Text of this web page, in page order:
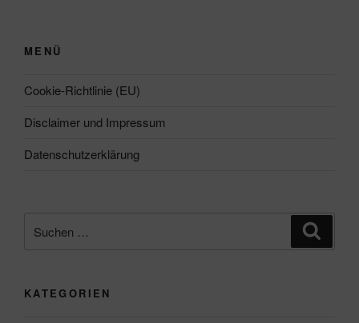
MENÜ
Cookie-Richtlinie (EU)
Disclaimer und Impressum
Datenschutzerklärung
nach:
KATEGORIEN